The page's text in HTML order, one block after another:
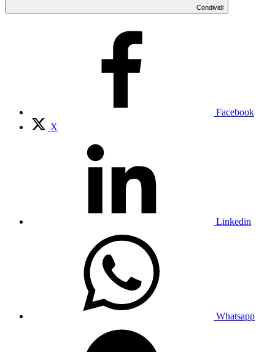
Condividi
Facebook
X
Linkedin
Whatsapp